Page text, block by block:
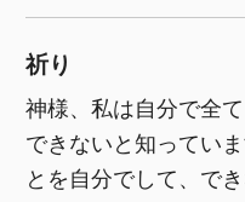
祈り
神様、私は自分で全
できないと知ってい
とを自分でして、で